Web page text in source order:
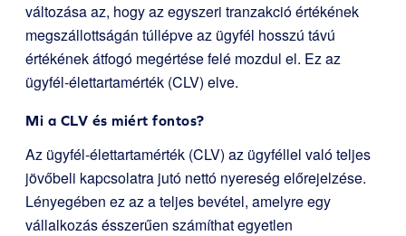
változása az, hogy az egyszeri tranzakció értékének
megszállottságán túllépve az ügyfél hosszú távú
értékének átfogó megértése felé mozdul el. Ez az
ügyfél-élettartamérték (CLV) elve.
Mi a CLV és miért fontos?
Az ügyfél-élettartamérték (CLV) az ügyféllel való teljes
jövőbeli kapcsolatra jutó nettó nyereség előrejelzése.
Lényegében ez az a teljes bevétel, amelyre egy
vállalkozás ésszerűen számíthat egyetlen